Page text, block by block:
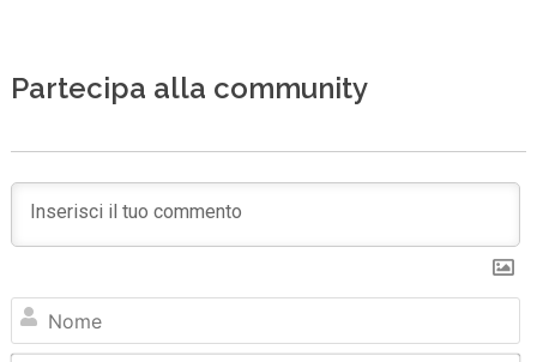
Partecipa alla community